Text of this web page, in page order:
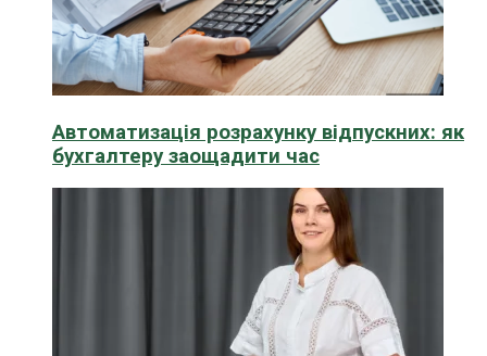
Автоматизація розрахунку відпускних: як
бухгалтеру заощадити час